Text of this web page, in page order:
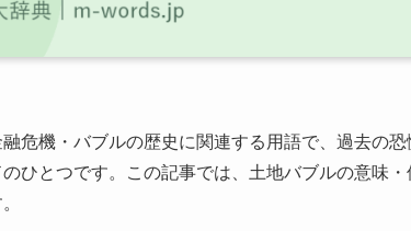
危機・バブルの歴史に関連する用語で、過去の
ひとつです。この記事では、土地バブルの意味